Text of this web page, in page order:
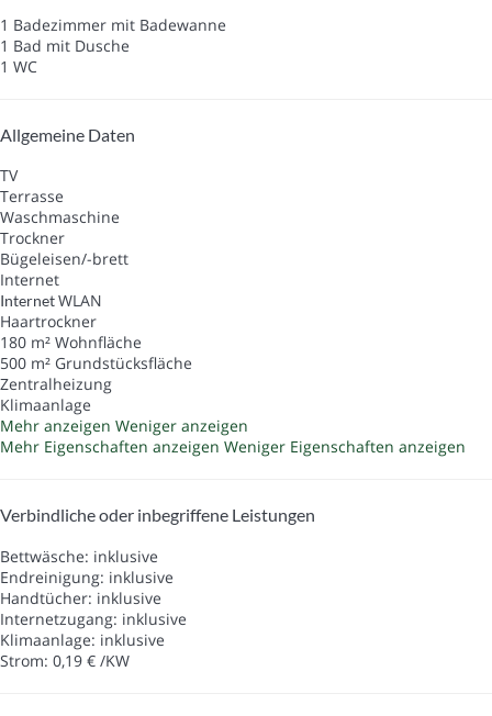
1 Badezimmer mit Badewanne
1 Bad mit Dusche
1 WC
Allgemeine Daten
TV
Terrasse
Waschmaschine
Trockner
Bügeleisen/-brett
Internet
InternetWLAN
Haartrockner
180 m² Wohnfläche
500 m² Grundstücksfläche
Zentralheizung
Klimaanlage
Mehr anzeigen Weniger anzeigen
Mehr Eigenschaften anzeigen Weniger Eigenschaften anzeigen
Verbindliche oder inbegriffene Leistungen
Bettwäsche: inklusive
Endreinigung: inklusive
Handtücher: inklusive
Internetzugang: inklusive
Klimaanlage: inklusive
Strom: 0,19 € /KW